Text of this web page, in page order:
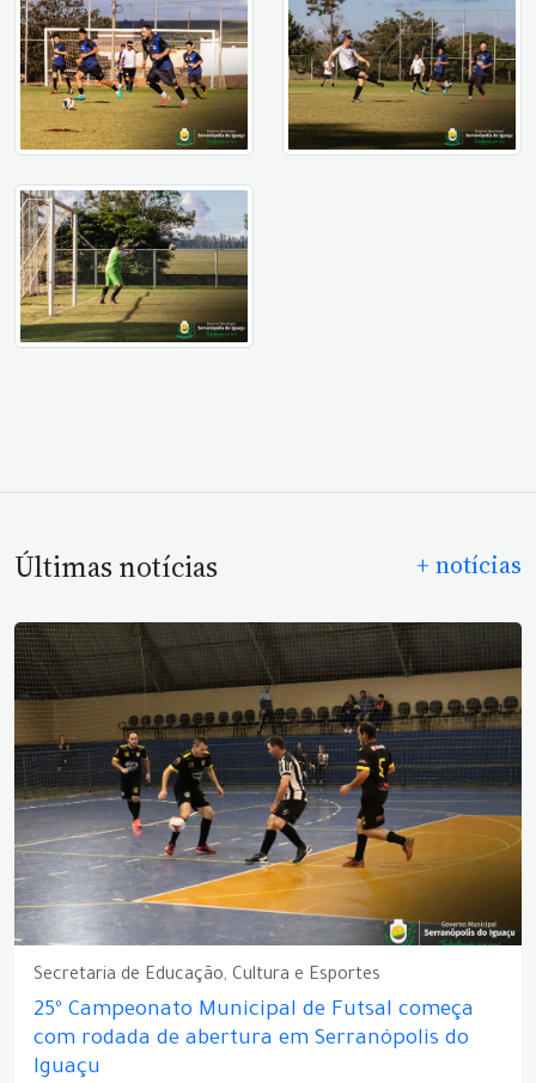
Últimas notícias + notícias
Secretaria de Educação, Cultura e Esportes
25º Campeonato Municipal de Futsal começa
com rodada de abertura em Serranópolis do
Iguaçu